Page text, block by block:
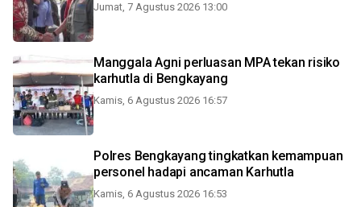
Jumat, 7 Agustus 2026 13:00
Manggala Agni perluasan MPA tekan risiko
karhutla di Bengkayang
Kamis, 6 Agustus 2026 16:57
Polres Bengkayang tingkatkan kemampuan
personel hadapi ancaman Karhutla
Kamis, 6 Agustus 2026 16:53